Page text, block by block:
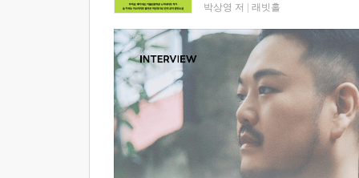
박상영 저 래빗홀